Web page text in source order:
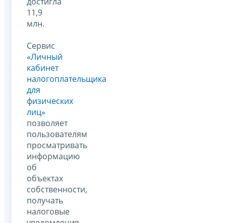
11,9
млн.
Сервис
«Личный
кабинет
налогоплательщика
для
физических
лиц»
позволяет
пользователям
просматривать
информацию
об
объектах
собственности,
получать
налоговые